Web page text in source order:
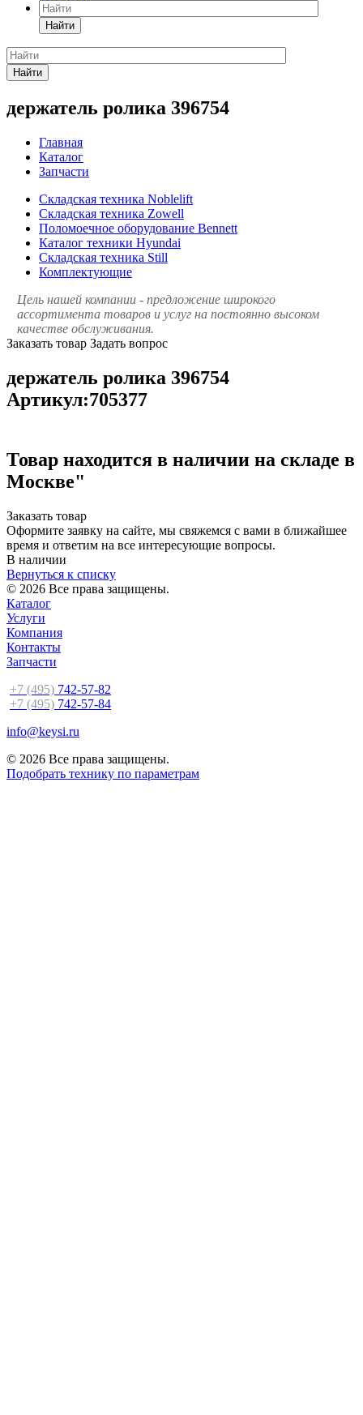
Найти
Найти
держатель ролика 396754
Главная
Каталог
Запчасти
Складская техника Noblelift
Складская техника Zowell
Поломоечное оборудование Bennett
Каталог техники Hyundai
Складская техника Still
Комплектующие
Цель нашей компании - предложение широкого
ассортимента товаров и услуг на постоянно высоком
качестве обслуживания.
Заказать товар Задать вопрос
держатель ролика 396754
Артикул:705377
Товар находится в наличии на складе в
Москве"
Заказать товар
Оформите заявку на сайте, мы свяжемся с вами в ближайшее
время и ответим на все интересующие вопросы.
В наличии
Вернуться к списку
© 2026 Все права защищены.
Каталог
Услуги
Компания
Контакты
Запчасти
+7 (495) 742-57-82
+7 (495) 742-57-84
info@keysi.ru
© 2026 Все права защищены.
Подобрать технику по параметрам